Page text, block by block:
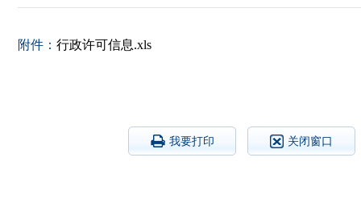
附件： 行政许可信息.xls
我要打印 关闭窗口